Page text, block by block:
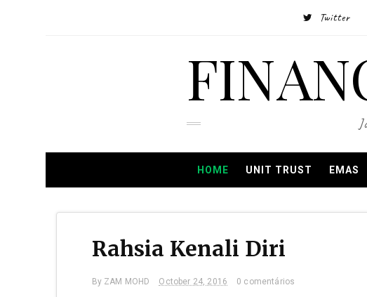
Twitter
HOME UNIT TRUST EMAS
Rahsia Kenali Diri
By ZAM MOHD October 24, 2016 0 comentários